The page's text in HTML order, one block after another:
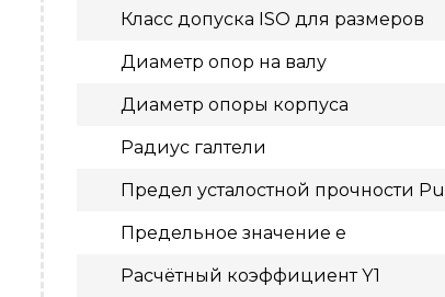
Класс допуска ISO для размеров
Диаметр опор на валу
Диаметр опоры корпуса
Радиус галтели
Предел усталостной прочности Pu
Предельное значение e
Расчётный коэффициент Y1